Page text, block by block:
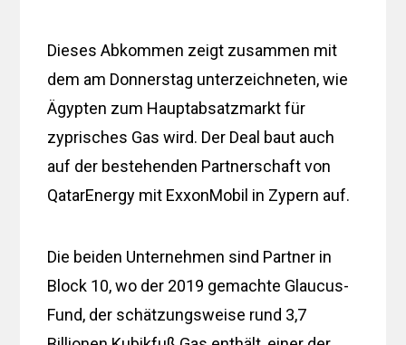
Dieses Abkommen zeigt zusammen mit
dem am Donnerstag unterzeichneten, wie
Ägypten zum Hauptabsatzmarkt für
zyprisches Gas wird. Der Deal baut auch
auf der bestehenden Partnerschaft von
QatarEnergy mit ExxonMobil in Zypern auf.
Die beiden Unternehmen sind Partner in
Block 10, wo der 2019 gemachte Glaucus-
Fund, der schätzungsweise rund 3,7